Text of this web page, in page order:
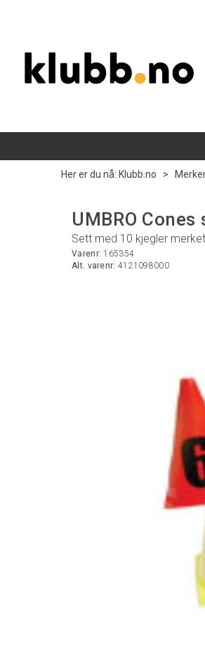
Her er du nå: Klubb.no >
UMBRO
Sett med 10 kjegler
Varenr:165354
Alt. varenr: 4121098000